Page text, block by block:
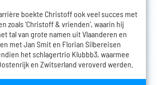
boekte Christoff ook veel succes met
zoals 'Christoff & vrienden', waarin hij
tal van grote namen uit Vlaanderen en
met Jan Smit en Florian Silbereisen
het schlagertrio Klubbb3, waarmee
en Zwitserland veroverd werden.